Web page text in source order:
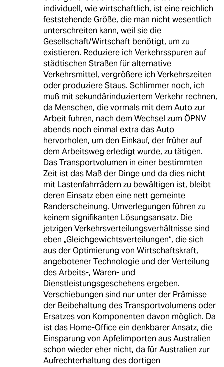
individuell, wie wirtschaftlich, ist eine reichlich
feststehende Größe, die man nicht wesentlich
unterschreiten kann, weil sie die
Gesellschaft/Wirtschaft benötigt, um zu
existieren. Reduziere ich Verkehrsspuren auf
städtischen Straßen für alternative
Verkehrsmittel, vergrößere ich Verkehrszeiten
oder produziere Staus. Schlimmer noch, ich
muß mit sekundärinduziertem Verkehr rechnen,
da Menschen, die vormals mit dem Auto zur
Arbeit fuhren, nach dem Wechsel zum ÖPNV
abends noch einmal extra das Auto
hervorholen, um den Einkauf, der früher auf
dem Arbeitsweg erledigt wurde, zu tätigen.
Das Transportvolumen in einer bestimmten
Zeit ist das Maß der Dinge und da dies nicht
mit Lastenfahrrädern zu bewältigen ist, bleibt
deren Einsatz eben eine nett gemeinte
Randerscheinung. Umverlegungen führen zu
keinem signifikanten Lösungsansatz. Die
jetzigen Verkehrsverteilungsverhältnisse sind
eben „Gleichgewichtsverteilungen“, die sich
aus der Optimierung von Wirtschaftskraft,
angebotener Technologie und der Verteilung
des Arbeits-, Waren- und
Dienstleistungsgeschehens ergeben.
Verschiebungen sind nur unter der Prämisse
der Beibehaltung des Transportvolumens oder
Ersatzes von Komponenten davon möglich. Da
ist das Home-Office ein denkbarer Ansatz, die
Einsparung von Apfelimporten aus Australien
schon wieder eher nicht, da für Australien zur
Aufrechterhaltung des dortigen